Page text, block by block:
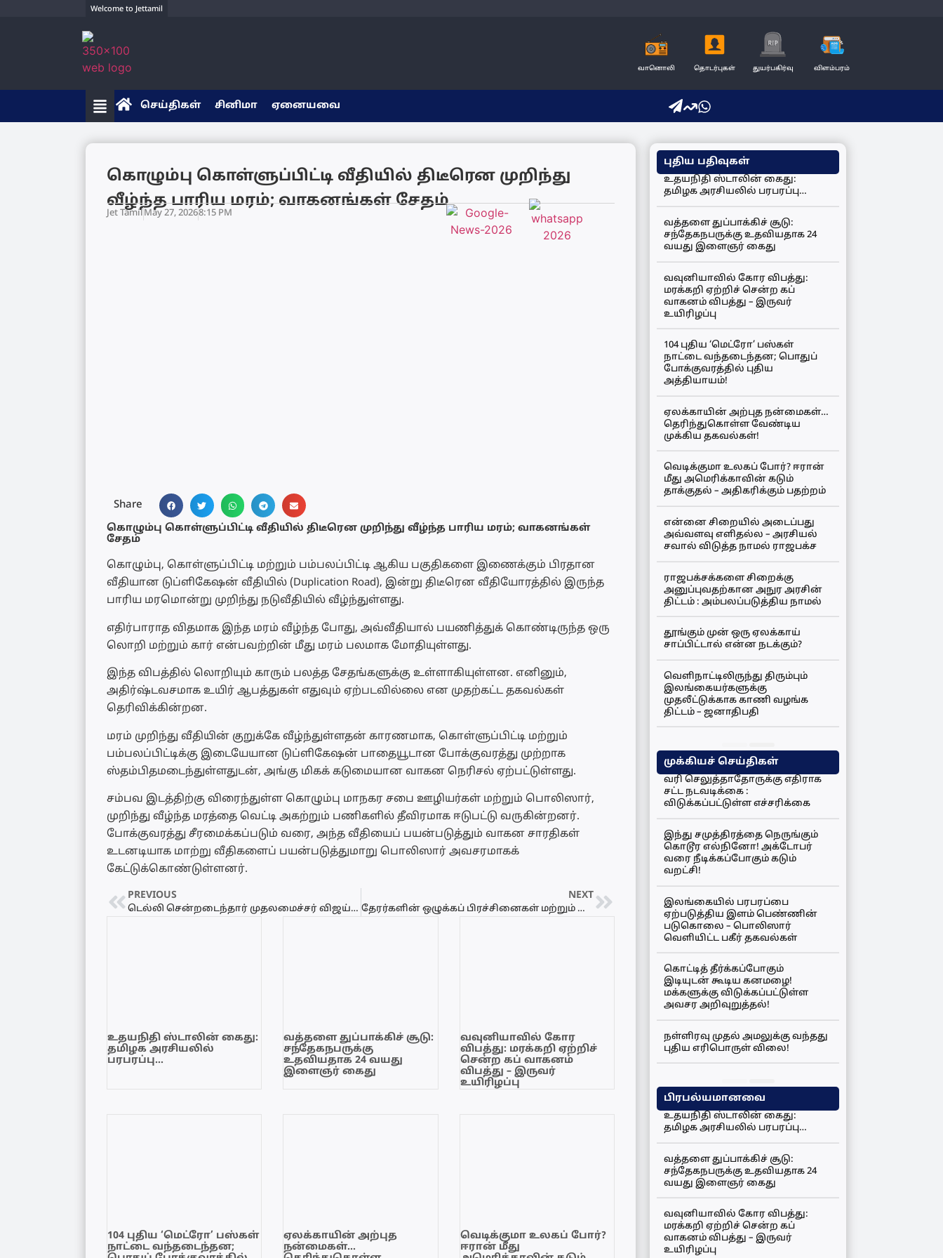
Welcome to Jettamil
வானொலி தொடர்புகள் துயர்பகிர்வு விளம்பரம்
செய்திகள் சினிமா ஏனையவை
கொழும்பு கொள்ளுப்பிட்டி வீதியில் திடீரென முறிந்து
வீழ்ந்த பாரிய மரம்; வாகனங்கள் சேதம்
Jet TamilMay 27, 20268:15 PM
Share
கொழும்பு கொள்ளுப்பிட்டி வீதியில் திடீரென முறிந்து வீழ்ந்த பாரிய மரம்; வாகனங்கள்
சேதம்
கொழும்பு, கொள்ளுப்பிட்டி மற்றும் பம்பலப்பிட்டி ஆகிய பகுதிகளை இணைக்கும் பிரதான
வீதியான டுப்ளிகேஷன் வீதியில் (Duplication Road), இன்று திடீரென வீதியோரத்தில் இருந்த
பாரிய மரமொன்று முறிந்து நடுவீதியில் வீழ்ந்துள்ளது.
எதிர்பாராத விதமாக இந்த மரம் வீழ்ந்த போது, அவ்வீதியால் பயணித்துக் கொண்டிருந்த ஒரு
லொறி மற்றும் கார் என்பவற்றின் மீது மரம் பலமாக மோதியுள்ளது.
இந்த விபத்தில் லொறியும் காரும் பலத்த சேதங்களுக்கு உள்ளாகியுள்ளன. எனினும்,
அதிர்ஷ்டவசமாக உயிர் ஆபத்துகள் எதுவும் ஏற்படவில்லை என முதற்கட்ட தகவல்கள்
தெரிவிக்கின்றன.
மரம் முறிந்து வீதியின் குறுக்கே வீழ்ந்துள்ளதன் காரணமாக, கொள்ளுப்பிட்டி மற்றும்
பம்பலப்பிட்டிக்கு இடையேயான டுப்ளிகேஷன் பாதையூடான போக்குவரத்து முற்றாக
ஸ்தம்பிதமடைந்துள்ளதுடன், அங்கு மிகக் கடுமையான வாகன நெரிசல் ஏற்பட்டுள்ளது.
சம்பவ இடத்திற்கு விரைந்துள்ள கொழும்பு மாநகர சபை ஊழியர்கள் மற்றும் பொலிஸார்,
முறிந்து வீழ்ந்த மரத்தை வெட்டி அகற்றும் பணிகளில் தீவிரமாக ஈடுபட்டு வருகின்றனர்.
போக்குவரத்து சீரமைக்கப்படும் வரை, அந்த வீதியைப் பயன்படுத்தும் வாகன சாரதிகள்
உடனடியாக மாற்று வீதிகளைப் பயன்படுத்துமாறு பொலிஸார் அவசரமாகக்
கேட்டுக்கொண்டுள்ளனர்.
PREVIOUS
டெல்லி சென்றடைந்தார் முதலமைச்சர் விஜய் – காவல்துறை அணிவகுப்புடன் உற்சாக வரவேற்பு!
NEXT
தேரர்களின் ஒழுக்கப் பிரச்சினைகள் மற்றும் பிணக்குகளுக்கு முற்றுப்புள்ளி வைக்க அநுர அரசு அதிரடி நடவடிக்கை!
உதயநிதி ஸ்டாலின் கைது:
தமிழக அரசியலில்
பரபரப்பு…
வத்தளை துப்பாக்கிச் சூடு:
சந்தேகநபருக்கு
உதவியதாக 24 வயது
இளைஞர் கைது
வவுனியாவில் கோர
விபத்து: மரக்கறி ஏற்றிச்
சென்ற கப் வாகனம்
விபத்து – இருவர்
உயிரிழப்பு
104 புதிய ‘மெட்ரோ’ பஸ்கள்
நாட்டை வந்தடைந்தன;
ஏலக்காயின் அற்புத
நன்மைகள்…
வெடிக்குமா உலகப் போர்?
ஈரான் மீது
புதிய பதிவுகள்
உதயநிதி ஸ்டாலின் கைது:
தமிழக அரசியலில் பரபரப்பு…
வத்தளை துப்பாக்கிச் சூடு:
சந்தேகநபருக்கு உதவியதாக 24
வயது இளைஞர் கைது
வவுனியாவில் கோர விபத்து:
மரக்கறி ஏற்றிச் சென்ற கப்
வாகனம் விபத்து – இருவர்
உயிரிழப்பு
104 புதிய ‘மெட்ரோ’ பஸ்கள்
நாட்டை வந்தடைந்தன; பொதுப்
போக்குவரத்தில் புதிய
அத்தியாயம்!
ஏலக்காயின் அற்புத நன்மைகள்…
தெரிந்துகொள்ள வேண்டிய
முக்கிய தகவல்கள்!
வெடிக்குமா உலகப் போர்? ஈரான்
மீது அமெரிக்காவின் கடும்
தாக்குதல் – அதிகரிக்கும் பதற்றம்
என்னை சிறையில் அடைப்பது
அவ்வளவு எளிதல்ல – அரசியல்
சவால் விடுத்த நாமல் ராஜபக்ச
ராஜபக்சக்களை சிறைக்கு
அனுப்புவதற்கான அநுர அரசின்
திட்டம் : அம்பலப்படுத்திய நாமல்
தூங்கும் முன் ஒரு ஏலக்காய்
சாப்பிட்டால் என்ன நடக்கும்?
வெளிநாட்டிலிருந்து திரும்பும்
இலங்கையர்களுக்கு
முதலீட்டுக்காக காணி வழங்க
திட்டம் – ஜனாதிபதி
முக்கியச் செய்திகள்
வரி செலுத்தாதோருக்கு எதிராக
சட்ட நடவடிக்கை :
விடுக்கப்பட்டுள்ள எச்சரிக்கை
இந்து சமுத்திரத்தை நெருங்கும்
கொடூர எல்நினோ! அக்டோபர்
வரை நீடிக்கப்போகும் கடும்
வறட்சி!
இலங்கையில் பரபரப்பை
ஏற்படுத்திய இளம் பெண்ணின்
படுகொலை – பொலிஸார்
வெளியிட்ட பகீர் தகவல்கள்
கொட்டித் தீர்க்கப்போகும்
இடியுடன் கூடிய கனமழை!
மக்களுக்கு விடுக்கப்பட்டுள்ள
அவசர அறிவுறுத்தல்!
நள்ளிரவு முதல் அமலுக்கு வந்தது
புதிய எரிபொருள் விலை!
பிரபல்யமானவை
உதயநிதி ஸ்டாலின் கைது:
தமிழக அரசியலில் பரபரப்பு…
வத்தளை துப்பாக்கிச் சூடு:
சந்தேகநபருக்கு உதவியதாக 24
வயது இளைஞர் கைது
வவுனியாவில் கோர விபத்து:
மரக்கறி ஏற்றிச் சென்ற கப்
வாகனம் விபத்து – இருவர்
உயிரிழப்பு